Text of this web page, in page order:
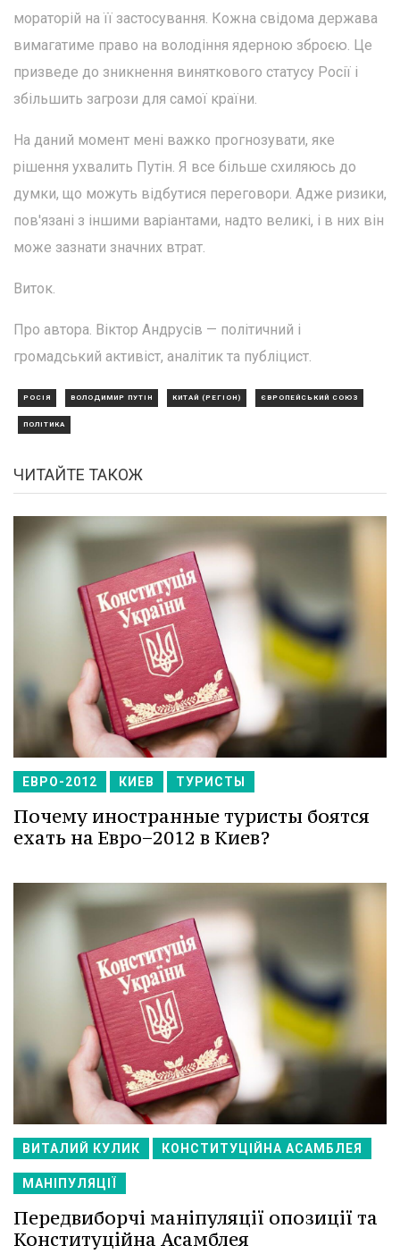
мораторій на її застосування. Кожна свідома держава
вимагатиме право на володіння ядерною зброєю. Це
призведе до зникнення виняткового статусу Росії і
збільшить загрози для самої країни.
На даний момент мені важко прогнозувати, яке
рішення ухвалить Путін. Я все більше схиляюсь до
думки, що можуть відбутися переговори. Адже ризики,
пов'язані з іншими варіантами, надто великі, і в них він
може зазнати значних втрат.
Виток.
Про автора. Віктор Андрусів — політичний і
громадський активіст, аналітик та публіцист.
РОСІЯ ВОЛОДИМИР ПУТІН КИТАЙ (РЕГІОН) ЄВРОПЕЙСЬКИЙ СОЮЗ
ПОЛІТИКА
ЧИТАЙТЕ ТАКОЖ
ЕВРО-2012 КИЕВ ТУРИСТЫ
Почему иностранные туристы боятся
ехать на Евро−2012 в Киев?
ВИТАЛИЙ КУЛИК КОНСТИТУЦІЙНА АСАМБЛЕЯ
МАНІПУЛЯЦІЇ
Передвиборчі маніпуляції опозиції та
Конституційна Асамблея